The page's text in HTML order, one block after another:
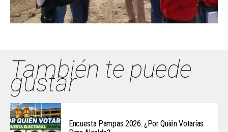
También te puede
gustar
Encuesta Pampas 2026: ¿Por Quién Votarías